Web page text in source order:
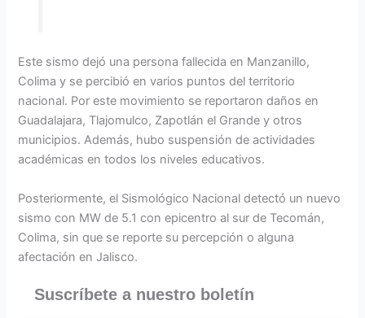
Este sismo dejó una persona fallecida en Manzanillo,
Colima y se percibió en varios puntos del territorio
nacional. Por este movimiento se reportaron daños en
Guadalajara, Tlajomulco, Zapotlán el Grande y otros
municipios. Además, hubo suspensión de actividades
académicas en todos los niveles educativos.
Posteriormente, el Sismológico Nacional detectó un nuevo
sismo con MW de 5.1 con epicentro al sur de Tecomán,
Colima, sin que se reporte su percepción o alguna
afectación en Jalisco.
Suscríbete a nuestro boletín